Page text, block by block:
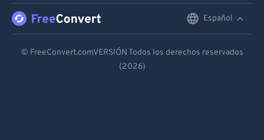
Español
Español
© FreeConvert.comVERSIÓN Todos los derechos reservados
(2026)